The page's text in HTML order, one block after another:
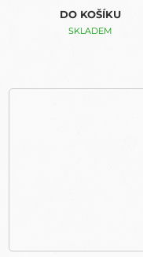
DO KOŠÍKU
SKLADEM